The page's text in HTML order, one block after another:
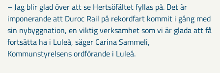
– Jag blir glad över att se Hertsöfältet fyllas på. Det är
imponerande att Duroc Rail på rekordfart kommit i gång med
sin nybyggnation, en viktig verksamhet som vi är glada att få
fortsätta ha i Luleå, säger Carina Sammeli,
Kommunstyrelsens ordförande i Luleå.